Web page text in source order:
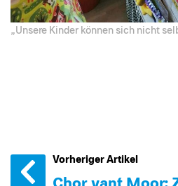
„Unsere Kinder können sich nicht
Vorheriger Artikel